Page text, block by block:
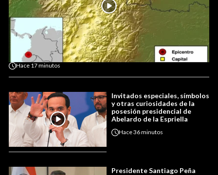
Hace 17 minutos
Invitados especiales, símbolos
y otras curiosidades de la
posesión presidencial de
Abelardo de la Espriella
Hace36 minutos
Presidente Santiago Peña